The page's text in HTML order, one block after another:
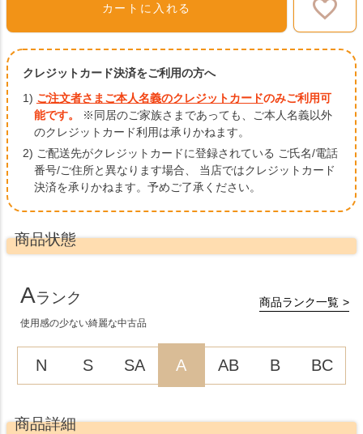
カートに入れる
クレジットカード決済をご利用の方へ
1) ご注文者さまご本人名義のクレジットカードのみご利用可
能です。
※同居のご家族さまであっても、ご本人名義以外
のクレジットカード利用は承りかねます。
2) ご配送先がクレジットカードに登録されている ご氏名/電話
番号/ご住所と異なります場合、
当店ではクレジットカード
決済を承りかねます。予めご了承ください。
商品状態
Aランク
使用感の少ない綺麗な中古品
商品ランク一覧
N S SA A AB B BC
商品詳細